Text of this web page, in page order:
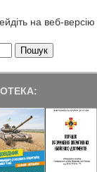
на веб-версію